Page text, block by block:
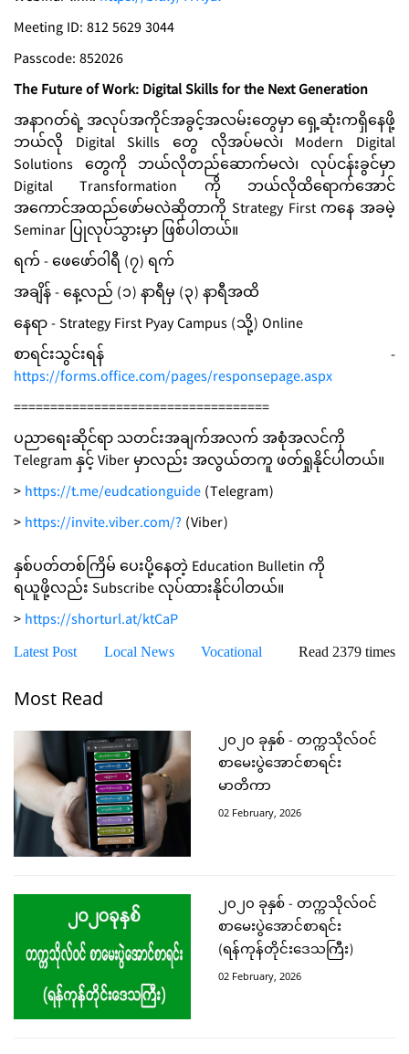
Meeting ID: 812 5629 3044
Passcode: 852026
The Future of Work: Digital Skills for the Next Generation
အနာဂတ်ရဲ့ အလုပ်အကိုင်အခွင့်အလမ်းတွေမှာ ရှေ့ဆုံးကရှိနေဖို့
ဘယ်လို Digital Skills တွေ လိုအပ်မလဲ၊ Modern Digital
Solutions တွေကို ဘယ်လိုတည်ဆောက်မလဲ၊ လုပ်ငန်းခွင်မှာ
Digital Transformation ကို ဘယ်လိုထိရောက်အောင်
အကောင်အထည်ဖော်မလဲဆိုတာကို Strategy First ကနေ အခမဲ့
Seminar ပြုလုပ်သွားမှာ ဖြစ်ပါတယ်။
ရက် - ဖေဖော်ဝါရီ (၇) ရက်
အချိန် - နေ့လည် (၁) နာရီမှ (၃) နာရီအထိ
နေရာ - Strategy First Pyay Campus (သို့) Online
စာရင်းသွင်းရန် -
https://forms.office.com/pages/responsepage.aspx
===================================
ပညာရေးဆိုင်ရာ သတင်းအချက်အလက် အစုံအလင်ကို
Telegram နှင့် Viber မှာလည်း အလွယ်တကူ ဖတ်ရှုနိုင်ပါတယ်။
>https://t.me/eudcationguide(Telegram)
>https://invite.viber.com/? (Viber)
နှစ်ပတ်တစ်ကြိမ် ပေးပို့နေတဲ့ Education Bulletin ကို
ရယူဖို့လည်း Subscribe လုပ်ထားနိုင်ပါတယ်။
>https://shorturl.at/ktCaP
Latest Post Local News Vocational Read 2379 times
Most Read
၂၀၂၀ ခုနှစ် - တက္ကသိုလ်ဝင်
စာမေးပွဲအောင်စာရင်း
မာတိကာ
02 February, 2026
၂၀၂၀ ခုနှစ် - တက္ကသိုလ်ဝင်
စာမေးပွဲအောင်စာရင်း
(ရန်ကုန်တိုင်းဒေသကြီး)
02 February, 2026